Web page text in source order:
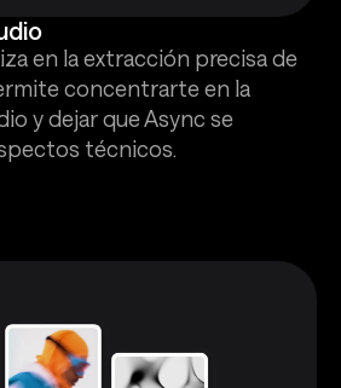
en la extracción precisa de
concentrarte en la
y dejar que Async se
técnicos.